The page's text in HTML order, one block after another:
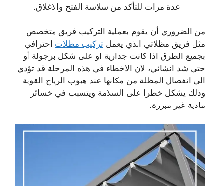
عدة مرات للتأكد من سلاسة الفتح والاغلاق.
من الضروري أن يقوم بعملية التركيب فريق متخصص
مثل فريق مظلاتي الذي يعمل تركيب مظلات احترافي
بجميع الطرق اذا كانت جدارية او على شكل برجولة أو
حتى شد انشائي، لان الاخطاء في هذه المرحلة قد تؤدي
الى انفصال المظلة من مكانها عند هبوب الرياح القوية
وذلك يشكل خطرا على السلامة ويتسبب في خسائر
مادية غير مبررة.